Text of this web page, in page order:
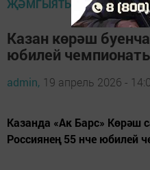
ҖӘМГЫЯТЬ
Казан көрәш
юбилей
admin, 19 апрель 2026 -
Казанда «Ак Барс» Көрәш
Россиянең 55 нче юбилей